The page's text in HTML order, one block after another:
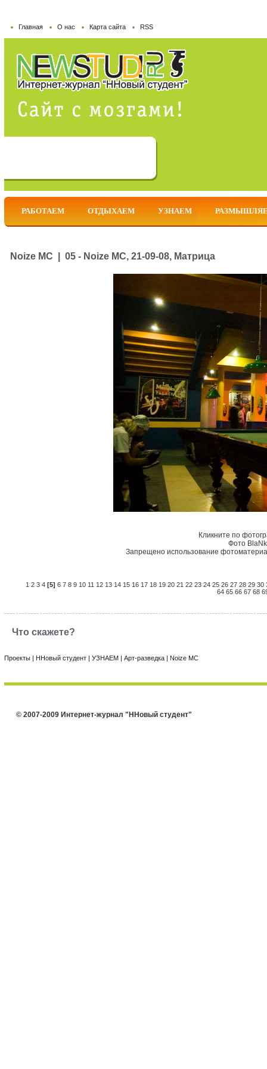
Главная О нас Карта сайта RSS
РАБОТАЕМ ОТДЫХАЕМ УЗНАЕМ
Noize MC | 05 - Noize MC, 21-09-08, Матрица
Кликните по
Фото
Запрещено использование
1 2 3 4 [5] 6 7 8 9 10 11 12 13 14 15 16 17 18 19 20 21 22 23 24 25 26 27 28 29 30
64 65 66 67 68
Что скажете?
Проекты | ННовый студент | УЗНАЕМ | Арт-разведка | Noize MC
© 2007-2009 Интернет-журнал "ННовый студент"